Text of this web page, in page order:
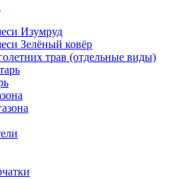
Изумруд
Зелёный ковёр
трав (отдельные виды)